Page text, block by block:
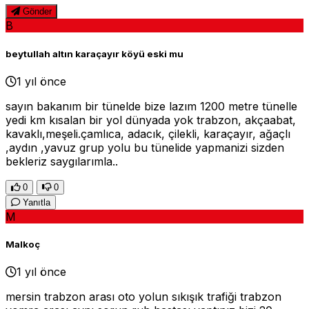
Gönder
B
beytullah altın karaçayır köyü eski mu
1 yıl önce
sayın bakanım bir tünelde bize lazım 1200 metre tünelle
yedi km kısalan bir yol dünyada yok trabzon, akçaabat,
kavaklı,meşeli.çamlıca, adacık, çilekli, karaçayır, ağaçlı
,aydın ,yavuz grup yolu bu tünelide yapmanizi sizden
bekleriz saygılarımla..
0
0
Yanıtla
M
Malkoç
1 yıl önce
mersin trabzon arası oto yolun sıkışık trafiği trabzon